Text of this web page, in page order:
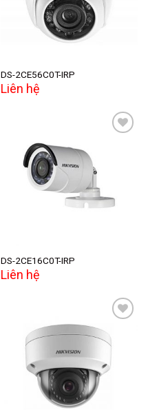
DS-2CE56C0T-IRP
Liên hệ
DS-2CE16C0T-IRP
Liên hệ
wishlist